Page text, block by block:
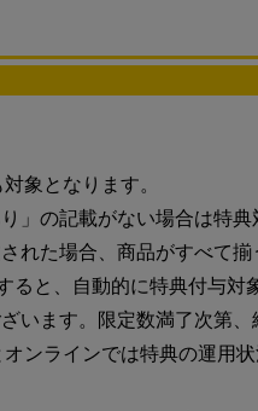
象となります。
」の記載がない場合は特
れた場合、商品がすべて
ると、自動的に特典付与対
います。限定数満了次第
ンラインでは特典の運用